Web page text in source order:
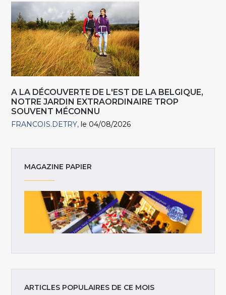
A LA DÉCOUVERTE DE L'EST DE LA BELGIQUE,
NOTRE JARDIN EXTRAORDINAIRE TROP
SOUVENT MÉCONNU
FRANCOIS.DETRY le 04/08/2026
MAGAZINE PAPIER
ARTICLES POPULAIRES DE CE MOIS